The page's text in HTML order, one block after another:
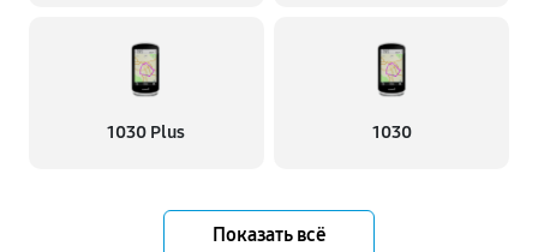
1030 Plus 1030
Показать всё